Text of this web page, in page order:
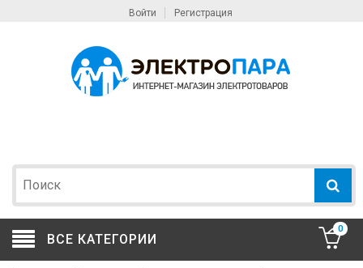
Войти Регистрация
ВСЕ КАТЕГОРИИ
0